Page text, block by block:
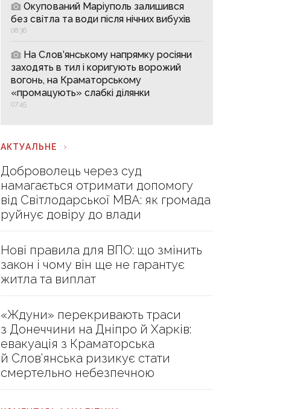
Окупований Маріуполь залишився
без світла та води після нічних вибухів
08:36
На Слов’янському напрямку росіяни
заходять в тил і коригують ворожий
вогонь, на Краматорському
«промацують» слабкі ділянки
07:45
АКТУАЛЬНЕ
Доброволець через суд
намагається отримати допомогу
від Світлодарської МВА: як громада
руйнує довіру до влади
Нові правила для ВПО: що змінить
закон і чому він ще не гарантує
житла та виплат
«Ждуни» перекривають траси
з Донеччини на Дніпро й Харків:
евакуація з Краматорська
й Слов’янська ризикує стати
смертельно небезпечною